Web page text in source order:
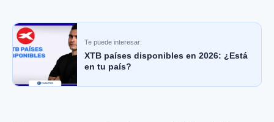
Te puede interesar:
XTB países disponibles en 2026: ¿Está
en tu país?